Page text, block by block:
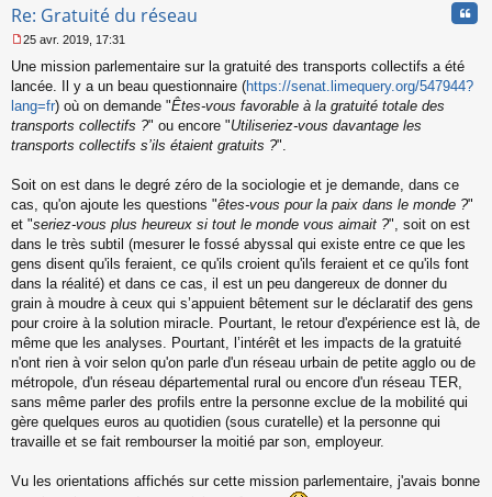
Re: Gratuité du réseau
e
s
s
g
e
o
n
25 avr. 2019, 17:31
Une mission parlementaire sur la gratuité des transports collectifs a été
lancée. Il y a un beau questionnaire (https://senat.limequery.org/547944?
lang=fr) où on demande "Êtes-vous favorable à la gratuité totale des
transports collectifs ?" ou encore "Utiliseriez-vous davantage les
transports collectifs s’ils étaient gratuits ?".
Soit on est dans le degré zéro de la sociologie et je demande, dans ce
cas, qu'on ajoute les questions "êtes-vous pour la paix dans le monde ?"
et "seriez-vous plus heureux si tout le monde vous aimait ?", soit on est
dans le très subtil (mesurer le fossé abyssal qui existe entre ce que les
gens disent qu'ils feraient, ce qu'ils croient qu'ils feraient et ce qu'ils font
dans la réalité) et dans ce cas, il est un peu dangereux de donner du
grain à moudre à ceux qui s’appuient bêtement sur le déclaratif des gens
pour croire à la solution miracle. Pourtant, le retour d'expérience est là, de
même que les analyses. Pourtant, l’intérêt et les impacts de la gratuité
n'ont rien à voir selon qu'on parle d'un réseau urbain de petite agglo ou de
métropole, d'un réseau départemental rural ou encore d'un réseau TER,
sans même parler des profils entre la personne exclue de la mobilité qui
gère quelques euros au quotidien (sous curatelle) et la personne qui
travaille et se fait rembourser la moitié par son, employeur.
Vu les orientations affichés sur cette mission parlementaire, j'avais bonne